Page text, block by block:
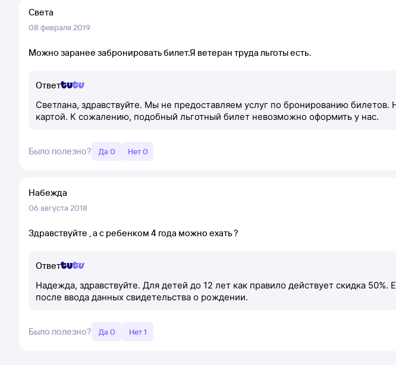
Света
08 февраля 2019
Можно заранее забронировать билет.Я ветеран труда льготы есть.
Ответ
Светлана, здравствуйте. Мы не предоставляем услуг по бронированию
картой. К сожалению, подобный льготный билет невозможно оформить у нас.
Было полезно? Да 0 Нет 0
Набежда
06 августа 2018
Здравствуйте , а с ребенком 4 года можно ехать ?
Ответ
Надежда, здравствуйте. Для детей до 12 лет как правило действует скидка
после ввода данных свидетельства о рождении.
Было полезно? Да 0 Нет 1